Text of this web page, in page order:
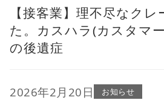
【接客業】理不尽なク
た。カスハラ(カスタマ
の後遺症
2026年2月20日 お知らせ